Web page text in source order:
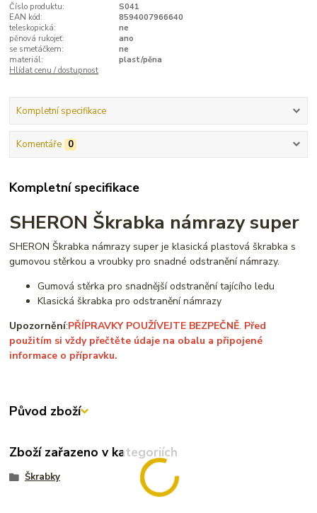
Číslo produktu:
S041
EAN kód:
8594007966640
teleskopická:
ne
pěnová rukojeť:
ano
se smetáčkem:
ne
materiál:
plast/pěna
Hlídat cenu / dostupnost
Kompletní specifikace
Komentáře 0
Kompletní specifikace
SHERON Škrabka námrazy super
SHERON Škrabka námrazy super je klasická plastová škrabka s
gumovou stěrkou a vroubky pro snadné odstranění námrazy.
Gumová stěrka pro snadnější odstranění tajícího ledu
Klasická škrabka pro odstranění námrazy
Upozornění:PŘÍPRAVKY POUŽÍVEJTE BEZPEČNĚ. Před
použitím si vždy přečtěte údaje na obalu a připojené
informace o přípravku.
Původ zboží
Zboží zařazeno v kategoriích
Škrabky